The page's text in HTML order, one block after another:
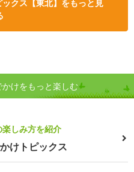
クス【東北】をもっと見
けをもっと楽しむ
しみ方を紹介
けトピックス